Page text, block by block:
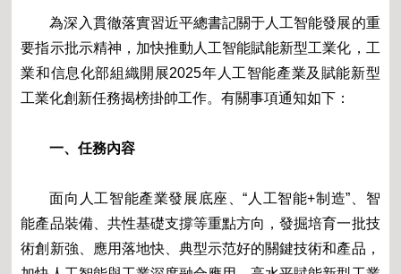
為深入貫徹落實習近平總書記關于人工智能發展的重
要指示批示精神，加快推動人工智能賦能新型工業化，工
業和信息化部組織開展2025年人工智能產業及賦能新型
工業化創新任務揭榜掛帥工作。有關事項通知如下：
一、任務內容
面向人工智能產業發展底座、“人工智能+制造”、智
能產品裝備、共性基礎支撐等重點方向，發掘培育一批技
術創新強、應用落地快、典型示范好的關鍵技術和產品，